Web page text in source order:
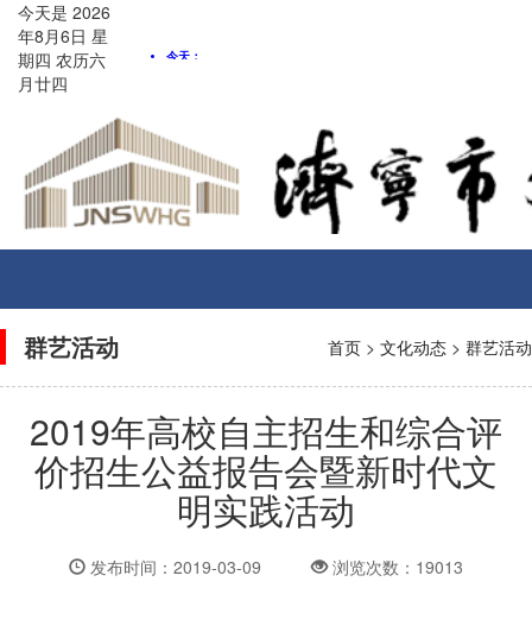
今天是 2026
年8月6日 星
期四 农历六
月廿四
群艺活动 首页 > 文化动态 > 群艺活动
2019年高校自主招生和综合评
价招生公益报告会暨新时代文
明实践活动
发布时间：2019-03-09 浏览次数：19013